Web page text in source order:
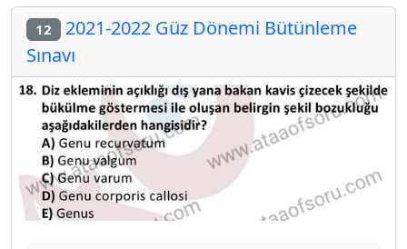
12 2021-2022 Güz Dönemi Bütünleme
Sınavı